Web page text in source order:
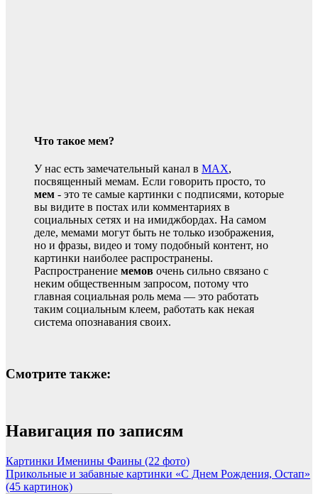
Что такое мем?
У нас есть замечательный канал в MAX,
посвященный мемам. Если говорить просто, то
мем - это те самые картинки с подписями, которые
вы видите в постах или комментариях в
социальных сетях и на имиджбордах. На самом
деле, мемами могут быть не только изображения,
но и фразы, видео и тому подобный контент, но
картинки наиболее распространены.
Распространение мемов очень сильно связано с
неким общественным запросом, потому что
главная социальная роль мема — это работать
таким социальным клеем, работать как некая
система опознавания своих.
Смотрите также:
Навигация по записям
Картинки Именины Фаины (22 фото)
Прикольные и забавные картинки «С Днем Рождения, Остап»
(45 картинок)